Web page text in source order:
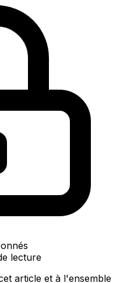
lecture
article et à l'ensemble